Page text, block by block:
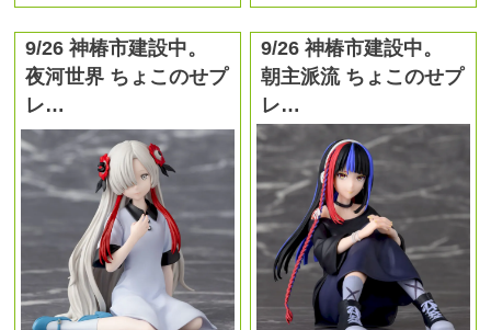
9/26 神椿市建設中。
夜河世界 ちょこのせプ
レ…
9/26 神椿市建設中。
朝主派流 ちょこのせプ
レ…